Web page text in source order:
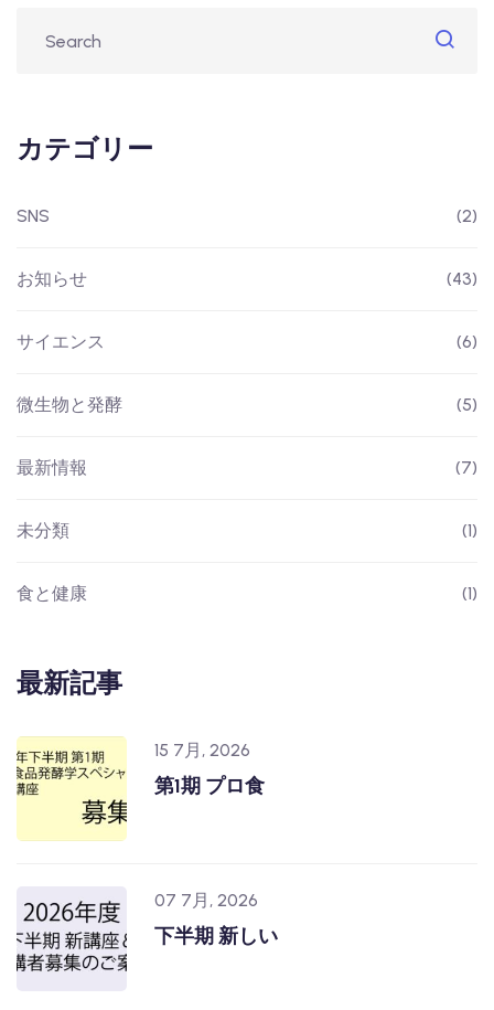
カテゴリー
SNS (2)
お知らせ (43)
サイエンス (6)
微生物と発酵 (5)
最新情報 (7)
未分類 (1)
食と健康 (1)
最新記事
15 7月, 2026
第1期 プロ食
07 7月, 2026
下半期 新しい